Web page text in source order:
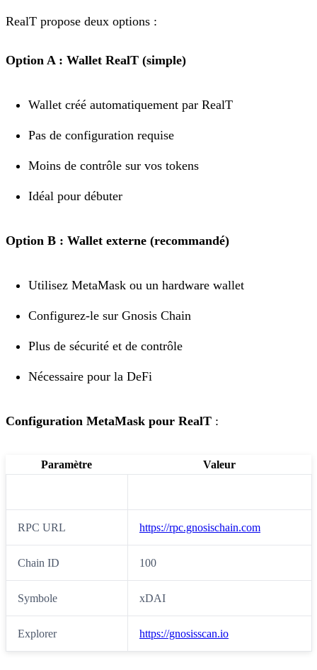
RealT propose deux options :
Option A : Wallet RealT (simple)
Wallet créé automatiquement par RealT
Pas de configuration requise
Moins de contrôle sur vos tokens
Idéal pour débuter
Option B : Wallet externe (recommandé)
Utilisez MetaMask ou un hardware wallet
Configurez-le sur Gnosis Chain
Plus de sécurité et de contrôle
Nécessaire pour la DeFi
Configuration MetaMask pour RealT :
Paramètre Valeur
RPC URL https://rpc.gnosischain.com
Chain ID 100
Symbole xDAI
Explorer https://gnosisscan.io